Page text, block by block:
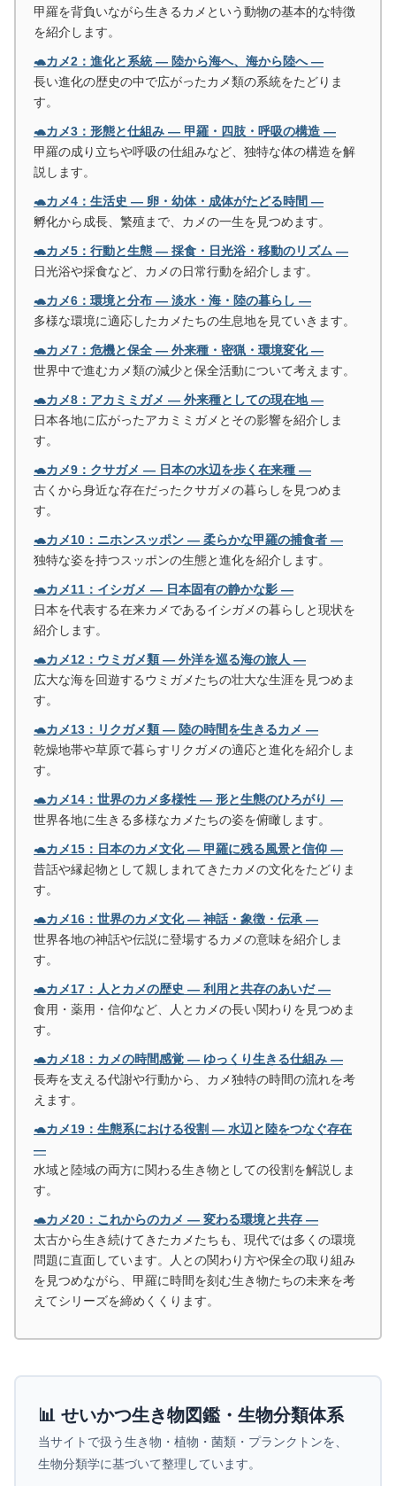
甲羅を背負いながら生きるカメという動物の基本的な特徴
を紹介します。
🐢カメ2：進化と系統 ― 陸から海へ、海から陸へ ―
長い進化の歴史の中で広がったカメ類の系統をたどりま
す。
🐢カメ3：形態と仕組み ― 甲羅・四肢・呼吸の構造 ―
甲羅の成り立ちや呼吸の仕組みなど、独特な体の構造を解
説します。
🐢カメ4：生活史 ― 卵・幼体・成体がたどる時間 ―
孵化から成長、繁殖まで、カメの一生を見つめます。
🐢カメ5：行動と生態 ― 採食・日光浴・移動のリズム ―
日光浴や採食など、カメの日常行動を紹介します。
🐢カメ6：環境と分布 ― 淡水・海・陸の暮らし ―
多様な環境に適応したカメたちの生息地を見ていきます。
🐢カメ7：危機と保全 ― 外来種・密猟・環境変化 ―
世界中で進むカメ類の減少と保全活動について考えます。
🐢カメ8：アカミミガメ ― 外来種としての現在地 ―
日本各地に広がったアカミミガメとその影響を紹介しま
す。
🐢カメ9：クサガメ ― 日本の水辺を歩く在来種 ―
古くから身近な存在だったクサガメの暮らしを見つめま
す。
🐢カメ10：ニホンスッポン ― 柔らかな甲羅の捕食者 ―
独特な姿を持つスッポンの生態と進化を紹介します。
🐢カメ11：イシガメ ― 日本固有の静かな影 ―
日本を代表する在来カメであるイシガメの暮らしと現状を
紹介します。
🐢カメ12：ウミガメ類 ― 外洋を巡る海の旅人 ―
広大な海を回遊するウミガメたちの壮大な生涯を見つめま
す。
🐢カメ13：リクガメ類 ― 陸の時間を生きるカメ ―
乾燥地帯や草原で暮らすリクガメの適応と進化を紹介しま
す。
🐢カメ14：世界のカメ多様性 ― 形と生態のひろがり ―
世界各地に生きる多様なカメたちの姿を俯瞰します。
🐢カメ15：日本のカメ文化 ― 甲羅に残る風景と信仰 ―
昔話や縁起物として親しまれてきたカメの文化をたどりま
す。
🐢カメ16：世界のカメ文化 ― 神話・象徴・伝承 ―
世界各地の神話や伝説に登場するカメの意味を紹介しま
す。
🐢カメ17：人とカメの歴史 ― 利用と共存のあいだ ―
食用・薬用・信仰など、人とカメの長い関わりを見つめま
す。
🐢カメ18：カメの時間感覚 ― ゆっくり生きる仕組み ―
長寿を支える代謝や行動から、カメ独特の時間の流れを考
えます。
🐢カメ19：生態系における役割 ― 水辺と陸をつなぐ存在
―
水域と陸域の両方に関わる生き物としての役割を解説しま
す。
🐢カメ20：これからのカメ ― 変わる環境と共存 ―
太古から生き続けてきたカメたちも、現代では多くの環境
問題に直面しています。人との関わり方や保全の取り組み
を見つめながら、甲羅に時間を刻む生き物たちの未来を考
えてシリーズを締めくくります。
📊 せいかつ生き物図鑑・生物分類体系
当サイトで扱う生き物・植物・菌類・プランクトンを、
生物分類学に基づいて整理しています。